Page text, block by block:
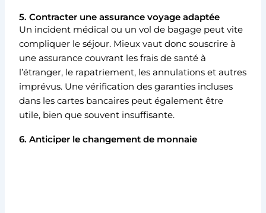
5. Contracter une assurance voyage adaptée
Un incident médical ou un vol de bagage peut vite
compliquer le séjour. Mieux vaut donc souscrire à
une assurance couvrant les frais de santé à
l’étranger, le rapatriement, les annulations et autres
imprévus. Une vérification des garanties incluses
dans les cartes bancaires peut également être
utile, bien que souvent insuffisante.
6. Anticiper le changement de monnaie